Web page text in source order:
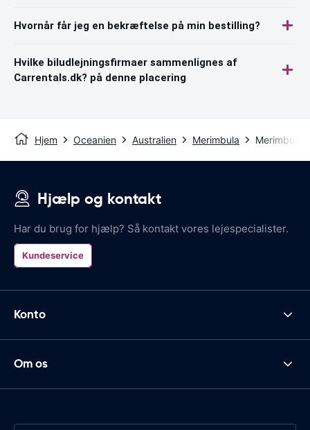
Hvornår får jeg en bekræftelse på min bestilling?
Hvilke biludlejningsfirmaer sammenlignes af
Carrentals.dk? på denne placering
Hjem Oceanien Australien Merimbula Merimbula
Hjælp og kontakt
Har du brug for hjælp? Så kontakt vores lejespecialister.
Kundeservice
Konto
Om os